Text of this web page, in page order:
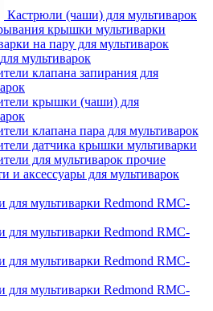
Кастрюли (чаши) для мультиварок
крышки мультиварки
на пару для мультиварок
мультиварок
клапана запирания для
крышки (чаши) для
клапана пара для мультиварок
датчика крышки мультиварки
для мультиварок прочие
и аксессуары для мультиварок
для мультиварки Redmond RMC-
для мультиварки Redmond RMC-
для мультиварки Redmond RMC-
для мультиварки Redmond RMC-